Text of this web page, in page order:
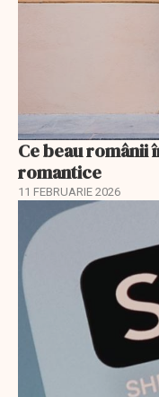
Ce beau
romantice
11 FEBRUARIE 2026